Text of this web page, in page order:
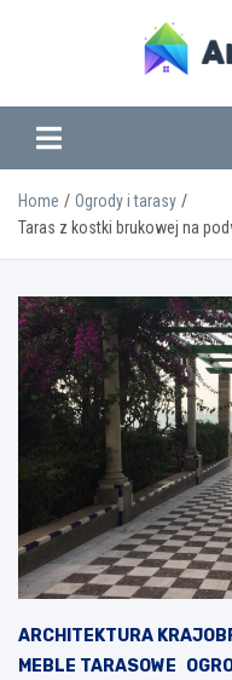
Home
Ogrody i tarasy
Taras z kostki brukowej na
ARCHITEKTURA
MEBLE TARASOWE